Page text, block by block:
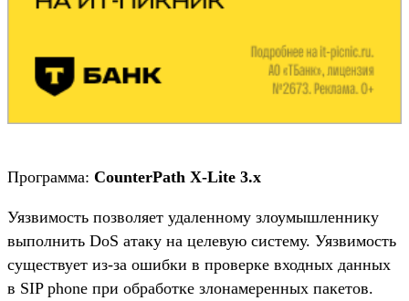
Программа: CounterPath X-Lite 3.x
Уязвимость позволяет удаленному злоумышленнику
выполнить DoS атаку на целевую систему. Уязвимость
существует из-за ошибки в проверке входных данных
в SIP phone при обработке злонамеренных пакетов.